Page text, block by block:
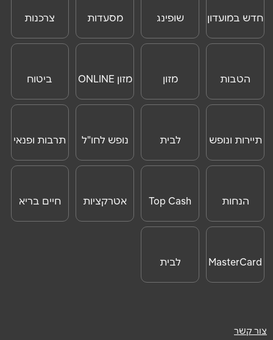
אימייל*
נושא*
אנא חזרו אלי בקשר ל...
שליחה
חדש במועדון
שופינג
וצרכנות
מסעדות
צרכנות
ONLINE
הטבות
לנוסעים
מזון מזון ONLINE
ביטוח
נסיעות לחו"ל
תיירות ונופש
לבית
ONLINE
נופש לחו"ל תרבות ופנאי
הנחות
לאטרקציות
Top Cash אטרקציות חיים בריא
MasterCard
Day
לבית
צור קשר